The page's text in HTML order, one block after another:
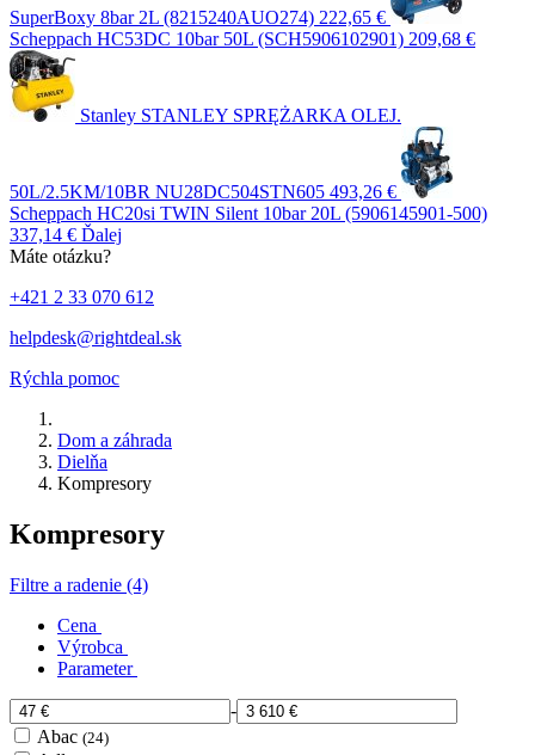
SuperBoxy 8bar 2L (8215240AUO274) 222,65 €
Scheppach HC53DC 10bar 50L (SCH5906102901) 209,68 €
Stanley STANLEY SPRĘŻARKA OLEJ.
50L/2.5KM/10BR NU28DC504STN605 493,26 €
Scheppach HC20si TWIN Silent 10bar 20L (5906145901-500)
337,14 € Ďalej
Máte otázku?
+421 2 33 070 612
helpdesk@rightdeal.sk
Rýchla pomoc
Dom a záhrada
Dielňa
Kompresory
Kompresory
Filtre a radenie (4)
Cena
Výrobca
Parameter
-
Abac (24)